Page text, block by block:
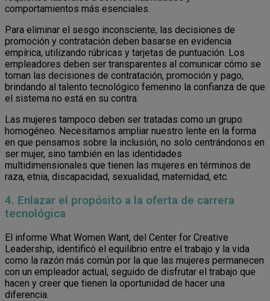
comportamientos más esenciales.
Para eliminar el sesgo inconsciente, las decisiones de
promoción y contratación deben basarse en evidencia
empírica, utilizando rúbricas y tarjetas de puntuación. Los
empleadores deben ser transparentes al comunicar cómo se
toman las decisiones de contratación, promoción y pago,
brindando al talento tecnológico femenino la confianza de que
el sistema no está en su contra.
Las mujeres tampoco deben ser tratadas como un grupo
homogéneo. Necesitamos ampliar nuestro lente en la forma
en que pensamos sobre la inclusión, no solo centrándonos en
ser mujer, sino también en las identidades
multidimensionales que tienen las mujeres en términos de
raza, etnia, discapacidad, sexualidad, maternidad, etc.
4. Enlazar el propósito a la oferta de carrera
tecnológica
El informe What Women Want, del Center for Creative
Leadership, identificó el equilibrio entre el trabajo y la vida
como la razón más común por la que las mujeres permanecen
con un empleador actual, seguido de disfrutar el trabajo que
hacen y creer que tienen la oportunidad de hacer una
diferencia.